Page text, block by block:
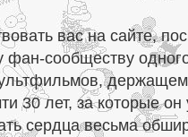
вас на сайте,
сообществу
30 лет, за которые он
сердца весьма